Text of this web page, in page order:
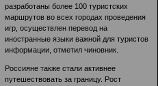
разработаны более 100 туристских
маршрутов во всех городах проведения
игр, осуществлен перевод на
иностранные языки важной для туристов
информации, отметил чиновник.
Россияне также стали активнее
путешествовать за границу. Рост